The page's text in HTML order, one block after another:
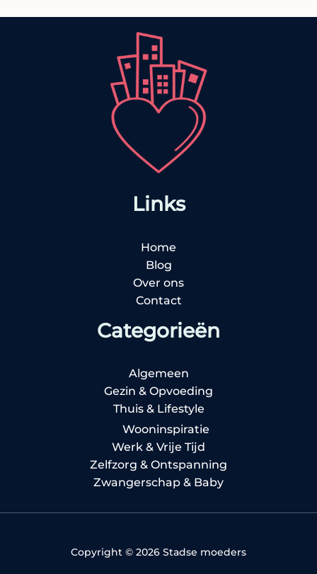
Links
Home
Blog
Over ons
Contact
Categorieën
Algemeen
Gezin & Opvoeding
Thuis & Lifestyle
Wooninspiratie
Werk & Vrije Tijd
Zelfzorg & Ontspanning
Zwangerschap & Baby
Copyright © 2026 Stadse moeders